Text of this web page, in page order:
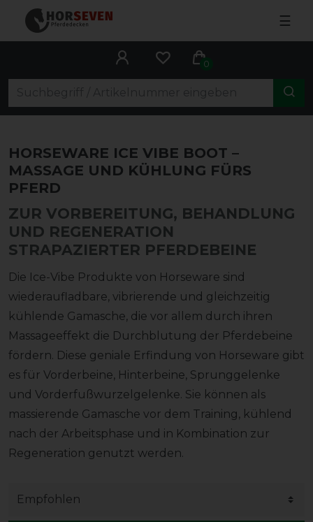
☰
0
HORSEWARE ICE VIBE BOOT –
MASSAGE UND KÜHLUNG FÜRS
PFERD
ZUR VORBEREITUNG, BEHANDLUNG
UND REGENERATION
STRAPAZIERTER PFERDEBEINE
Die Ice-Vibe Produkte von Horseware sind
wiederaufladbare, vibrierende und gleichzeitig
kühlende Gamasche, die vor allem durch ihren
Massageeffekt die Durchblutung der Pferdebeine
fördern. Diese geniale Erfindung von Horseware gibt
es für Vorderbeine, Hinterbeine, Sprunggelenke
und Vorderfußwurzelgelenke. Sie können als
massierende Gamasche vor dem Training, kühlend
nach der Arbeitsphase und in Kombination zur
Regeneration genutzt werden.